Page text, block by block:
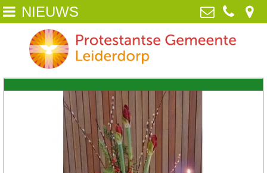
Home
Wie zijn wij
NIEUWS
Kerkdiensten
Protestantse Gemeente Leiderdorp
van Poelgeestlaan 2, 2352 TD
Leiderdorp
071-5890259
info@pgleiderdorp.nl
NIEUWS